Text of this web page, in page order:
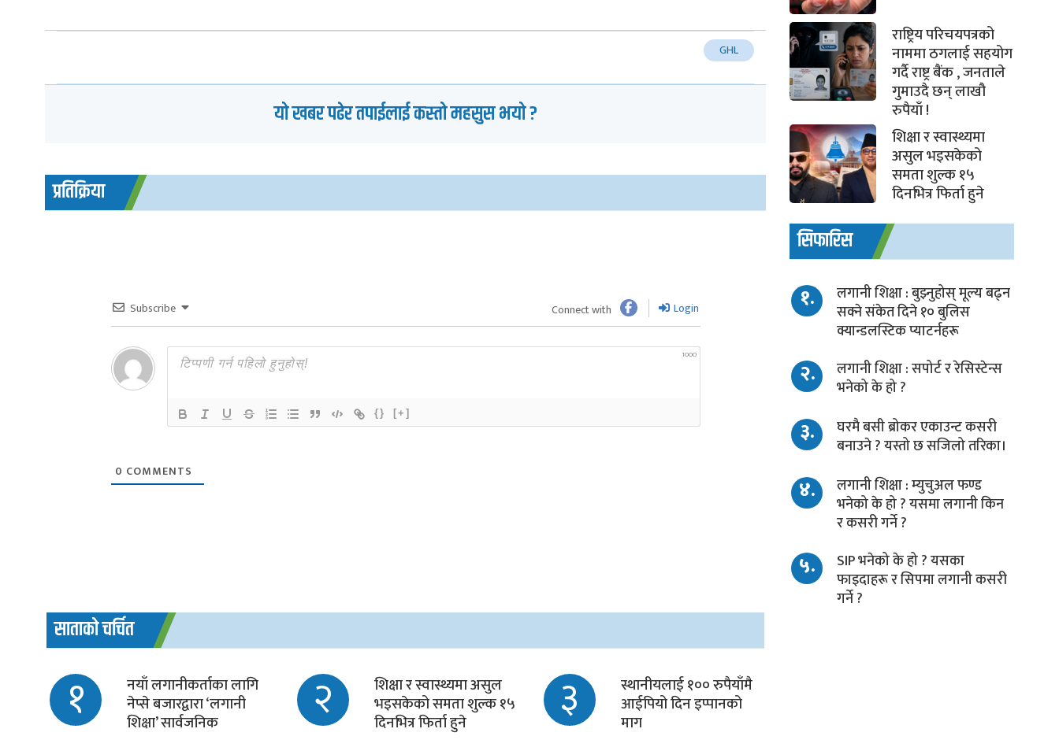
GHL
यो खबर पढेर तपाईलाई कस्तो महसुस भयो ?
प्रतिक्रिया
Subscribe Connect with Login
1000
{} [+]
0 COMMENTS
साताको चर्चित
१ नयाँ लगानीकर्ताका लागि
नेप्से बजारद्वारा ‘लगानी
शिक्षा’ सार्वजनिक २ शिक्षा र स्वास्थ्यमा असुल
भइसकेको समता शुल्क १५
दिनभित्र फिर्ता हुने ३ स्थानीयलाई १०० रुपैयाँमै
आईपियो दिन इप्पानको
माग
राष्ट्रिय परिचयपत्रको
नाममा ठगलाई सहयोग
गर्दै राष्ट्र बैंक , जनताले
गुमाउदै छन् लाखौ
रुपैयाँ !
शिक्षा र स्वास्थ्यमा
असुल भइसकेको
समता शुल्क १५
दिनभित्र फिर्ता हुने
सिफारिस
१.
लगानी शिक्षा : बुझ्नुहोस् मूल्य बढ्न
सक्ने संकेत दिने १० बुलिस
क्यान्डलस्टिक प्याटर्नहरू
२.
लगानी शिक्षा : सपोर्ट र रेसिस्टेन्स
भनेको के हो ?
३.
घरमै बसी ब्रोकर एकाउन्ट कसरी
बनाउने ? यस्तो छ सजिलो तरिका।
४.
लगानी शिक्षा : म्युचुअल फण्ड
भनेको के हो ? यसमा लगानी किन
र कसरी गर्ने ?
५.
SIP भनेको के हो ? यसका
फाइदाहरू र सिपमा लगानी कसरी
गर्ने ?